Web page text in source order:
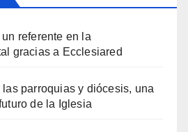
referente en la
gracias a Ecclesiared
parroquias y diócesis, una
de la Iglesia